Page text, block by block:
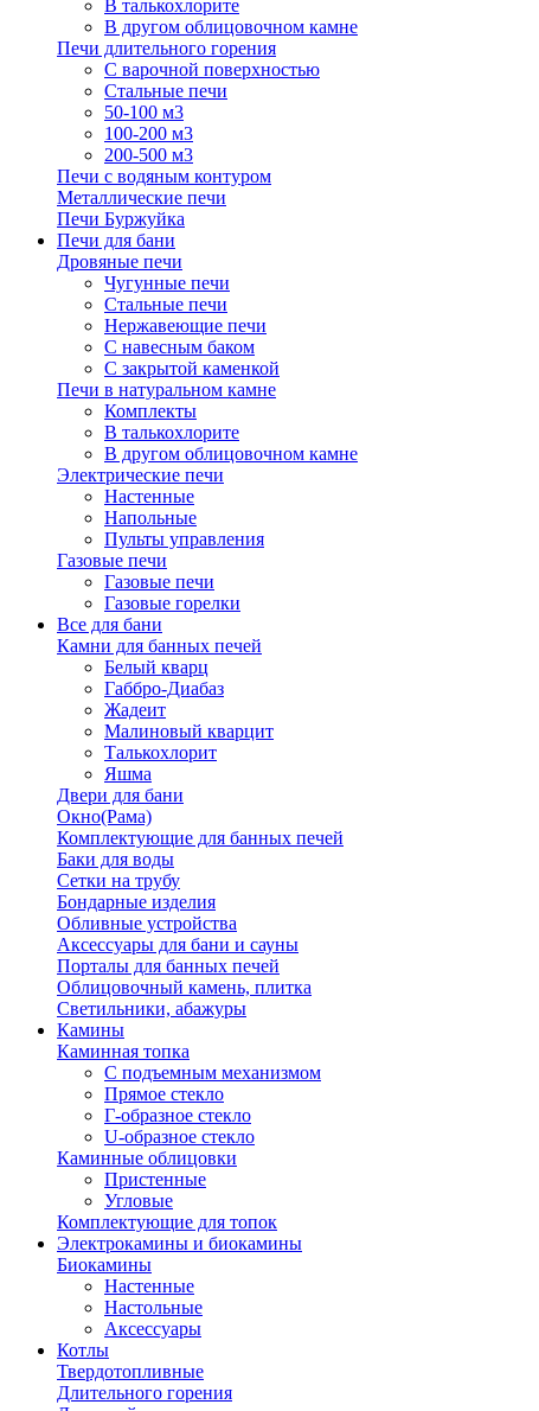
В талькохлорите
В другом облицовочном камне
Печи длительного горения
С варочной поверхностью
Стальные печи
50-100 м3
100-200 м3
200-500 м3
Печи с водяным контуром
Металлические печи
Печи Буржуйка
Печи для бани
Дровяные печи
Чугунные печи
Стальные печи
Нержавеющие печи
С навесным баком
С закрытой каменкой
Печи в натуральном камне
Комплекты
В талькохлорите
В другом облицовочном камне
Электрические печи
Настенные
Напольные
Пульты управления
Газовые печи
Газовые печи
Газовые горелки
Все для бани
Камни для банных печей
Белый кварц
Габбро-Диабаз
Жадеит
Малиновый кварцит
Талькохлорит
Яшма
Двери для бани
Окно(Рама)
Комплектующие для банных печей
Баки для воды
Сетки на трубу
Бондарные изделия
Обливные устройства
Аксессуары для бани и сауны
Порталы для банных печей
Облицовочный камень, плитка
Светильники, абажуры
Камины
Каминная топка
С подъемным механизмом
Прямое стекло
Г-образное стекло
U-образное стекло
Каминные облицовки
Пристенные
Угловые
Комплектующие для топок
Электрокамины и биокамины
Биокамины
Настенные
Настольные
Аксессуары
Котлы
Твердотопливные
Длительного горения